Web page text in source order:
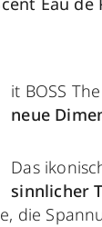
it BOSS
neue
Das
sinnlicher
die